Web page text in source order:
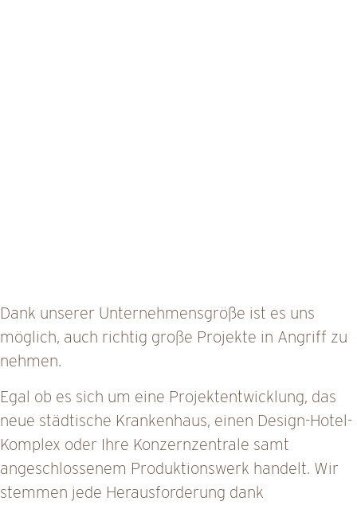
Dank unserer Unternehmensgröße ist es uns
möglich, auch richtig große Projekte in Angriff zu
nehmen.
Egal ob es sich um eine Projektentwicklung, das
neue städtische Krankenhaus, einen Design-Hotel-
Komplex oder Ihre Konzernzentrale samt
angeschlossenem Produktionswerk handelt. Wir
stemmen jede Herausforderung dank